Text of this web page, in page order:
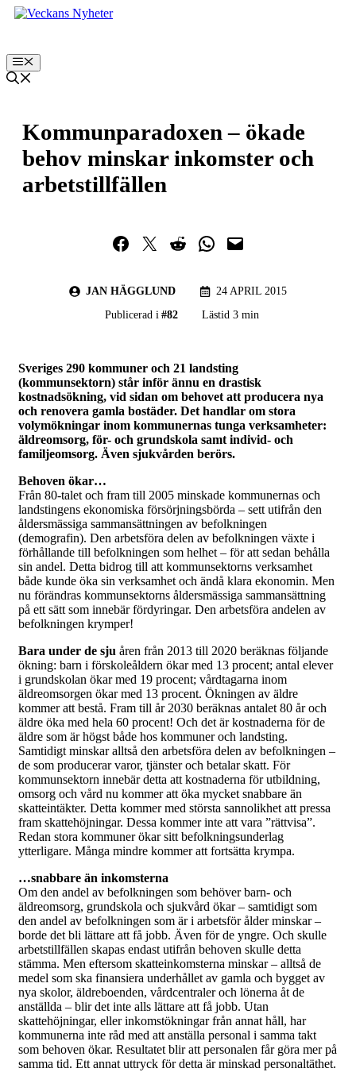
Hoppa
Meny
Kommunparadoxen – ökade
behov minskar inkomster och
arbetstillfällen
Dela på Facebook
Dela på TwitterDela på RedditDela i WhatsApp
Maila en länk
JAN HÄGGLUND
24 APRIL 2015
Publicerad i #82 Lästid 3 min
Sveriges 290 kommuner och 21 landsting
(kommunsektorn) står inför ännu en drastisk
kostnadsökning, vid sidan om behovet att producera nya
och renovera gamla bostäder. Det handlar om stora
volymökningar inom kommunernas tunga verksamheter:
äldreomsorg, för- och grundskola samt individ- och
familjeomsorg. Även sjukvården berörs.
Behoven ökar…
Från 80-talet och fram till 2005 minskade kommunernas och
landstingens ekonomiska försörjningsbörda – sett utifrån den
åldersmässiga sammansättningen av befolkningen
(demografin). Den arbetsföra delen av befolkningen växte i
förhållande till befolkningen som helhet – för att sedan behålla
sin andel. Detta bidrog till att kommunsektorns verksamhet
både kunde öka sin verksamhet och ändå klara ekonomin. Men
nu förändras kommunsektorns åldersmässiga sammansättning
på ett sätt som innebär fördyringar. Den arbetsföra andelen av
befolkningen krymper!
Bara under de sju åren från 2013 till 2020 beräknas följande
ökning: barn i förskoleåldern ökar med 13 procent; antal elever
i grundskolan ökar med 19 procent; vårdtagarna inom
äldreomsorgen ökar med 13 procent. Ökningen av äldre
kommer att bestå. Fram till år 2030 beräknas antalet 80 år och
äldre öka med hela 60 procent! Och det är kostnaderna för de
äldre som är högst både hos kommuner och landsting.
Samtidigt minskar alltså den arbetsföra delen av befolkningen –
de som producerar varor, tjänster och betalar skatt. För
kommunsektorn innebär detta att kostnaderna för utbildning,
omsorg och vård nu kommer att öka mycket snabbare än
skatteintäkter. Detta kommer med största sannolikhet att pressa
fram skattehöjningar. Dessa kommer inte att vara ”rättvisa”.
Redan stora kommuner ökar sitt befolkningsunderlag
ytterligare. Många mindre kommer att fortsätta krympa.
…snabbare än inkomsterna
Om den andel av befolkningen som behöver barn- och
äldreomsorg, grundskola och sjukvård ökar – samtidigt som
den andel av befolkningen som är i arbetsför ålder minskar –
borde det bli lättare att få jobb. Även för de yngre. Och skulle
arbetstillfällen skapas endast utifrån behoven skulle detta
stämma. Men eftersom skatteinkomsterna minskar – alltså de
medel som ska finansiera underhållet av gamla och bygget av
nya skolor, äldreboenden, vårdcentraler och lönerna åt de
anställda – blir det inte alls lättare att få jobb. Utan
skattehöjningar, eller inkomstökningar från annat håll, har
kommunerna inte råd med att anställa personal i samma takt
som behoven ökar. Resultatet blir att personalen får göra mer på
samma tid. Ett annat uttryck för detta är minskad personaltäthet.